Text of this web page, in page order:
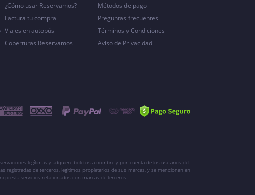
¿Cómo usar Reservamos?
Factura tu compra
Viajes en autobús
Coberturas Reservamos
Métodos de pago
Preguntas frecuentes
Términos y Condiciones
Aviso de Privacidad
legítimas y adquiere boletos a nombre y por cuenta de los usuarios del
de terceros, legítimos propietarios de sus marcas, y se mencionan en
servicios relacionados con marcas de terceros.